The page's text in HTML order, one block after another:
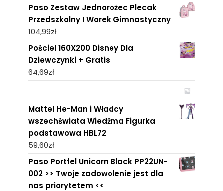
Paso Zestaw Jednorożec Plecak
Przedszkolny I Worek Gimnastyczny
104,99zł
Pościel 160X200 Disney Dla
Dziewczynki + Gratis
64,69zł
Mattel He-Man i Władcy
wszechświata Wiedźma Figurka
podstawowa HBL72
59,60zł
Paso Portfel Unicorn Black PP22UN-
002 >> Twoje zadowolenie jest dla
nas priorytetem <<